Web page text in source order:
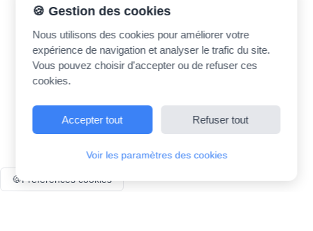
madrasatk.contact@gmail.com
©2026Madrasatk. Tous droits réservés.
🍪 Gestion des cookies
Nous utilisons des cookies pour améliorer votre
expérience de navigation et analyser le trafic du site.
Vous pouvez choisir d'accepter ou de refuser ces
cookies.
Accepter tout Refuser tout
Voir les paramètres des cookies
🍪Préférences cookies